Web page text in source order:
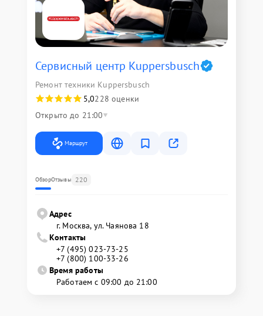
Сервисный центр Kuppersbusch
Ремонт техники Kuppersbusch
5,0228 оценки
Открыто до 21:00
Маршрут
ОбзорОтзывы 220
Адрес
г. Москва, ул. Чаянова 18
Контакты
+7 (495) 023-73-25
+7 (800) 100-33-26
Время работы
Работаем с 09:00 до 21:00